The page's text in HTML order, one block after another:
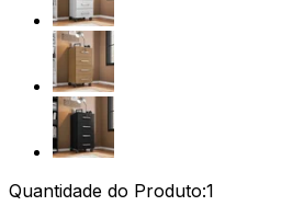
Quantidade do Produto:1